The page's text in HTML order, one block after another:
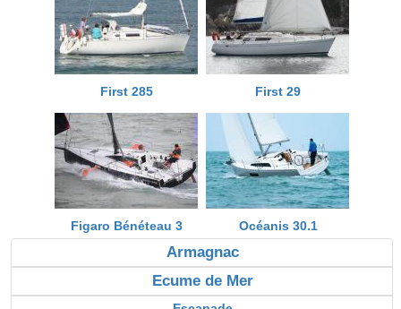
First 285 First 29
Figaro Bénéteau 3 Océanis 30.1
Armagnac
Ecume de Mer